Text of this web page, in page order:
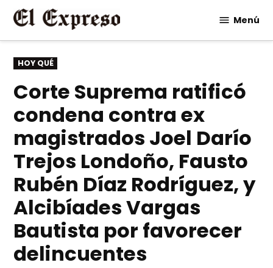
Saltar
contenido
Menú
PUBLICADO
EN
HOY QUÉ
Corte Suprema ratificó
condena contra ex
magistrados Joel Darío
Trejos Londoño, Fausto
Rubén Díaz Rodríguez, y
Alcibíades Vargas
Bautista por favorecer
delincuentes